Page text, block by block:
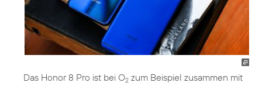
Das Honor 8 Pro ist bei O2 zum Beispiel zusammen mit